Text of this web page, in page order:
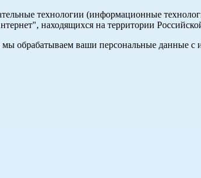
технологии (информационные
находящихся на территории
мы обрабатываем ваши персональные данные